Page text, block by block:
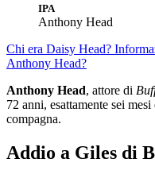
IPA
Anthony Head
Chi era Daisy Head?
Anthony Head?
Anthony Head, attore di
72 anni, esattamente sei
compagna.
Addio a Giles di